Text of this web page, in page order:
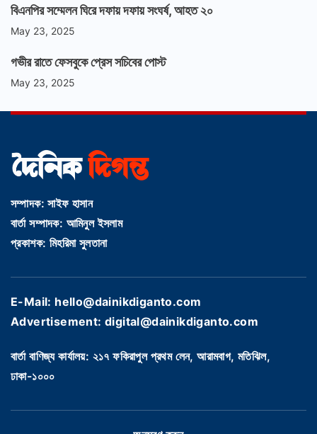
বিএনপির সম্মেলন ঘিরে দফায় দফায় সংঘর্ষ, আহত ২০
May 23, 2025
গভীর রাতে ফেসবুকে প্রেস সচিবের পোস্ট
May 23, 2025
সম্পাদক: সাইফ হাসান
বার্তা সম্পাদক: আমিনুল ইসলাম
প্রকাশক: মিহরিমা সুলতানা
E-Mail: hello@dainikdiganto.com
Advertisement: digital@dainikdiganto.com
বার্তা বাণিজ্য কার্যালয়: ২১৭ ফকিরাপুল প্রথম লেন, আরামবাগ, মতিঝিল,
ঢাকা-১০০০